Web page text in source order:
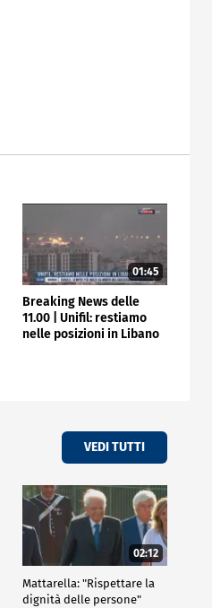
01:45
Breaking News delle
11.00 | Unifil: restiamo
nelle posizioni in Libano
VEDI TUTTI
02:12
Mattarella: "Rispettare la
dignità delle persone"